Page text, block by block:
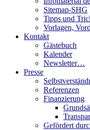
Sitemap-SHG
Tipps und
Vorlagen,
Kontakt
Gästebuch
Kalender
Newsletter…
Presse
Referenzen
Finanzierung
Gefördert